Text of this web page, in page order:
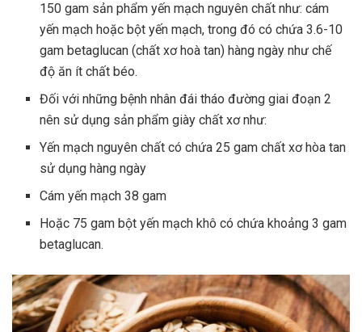
150 gam sản phẩm yến mạch nguyên chất như: cám
yến mạch hoặc bột yến mạch, trong đó có chứa 3.6-10
gam betaglucan (chất xơ hoà tan) hàng ngày như chế
độ ăn ít chất béo.
Đối với những bệnh nhân đái tháo đường giai đoạn 2
nên sử dụng sản phẩm giày chất xơ như:
Yến mạch nguyên chất có chứa 25 gam chất xơ hòa tan
sử dụng hàng ngày
Cám yến mạch 38 gam
Hoặc 75 gam bột yến mạch khô có chứa khoảng 3 gam
betaglucan.